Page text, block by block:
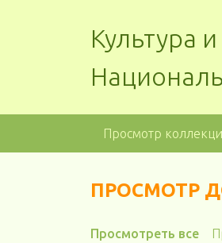
Культура
Просмотр
ПРОСМОТР
Просмотреть все